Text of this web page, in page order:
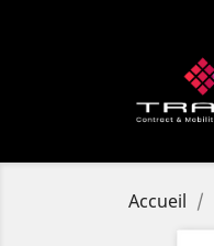
Accueil